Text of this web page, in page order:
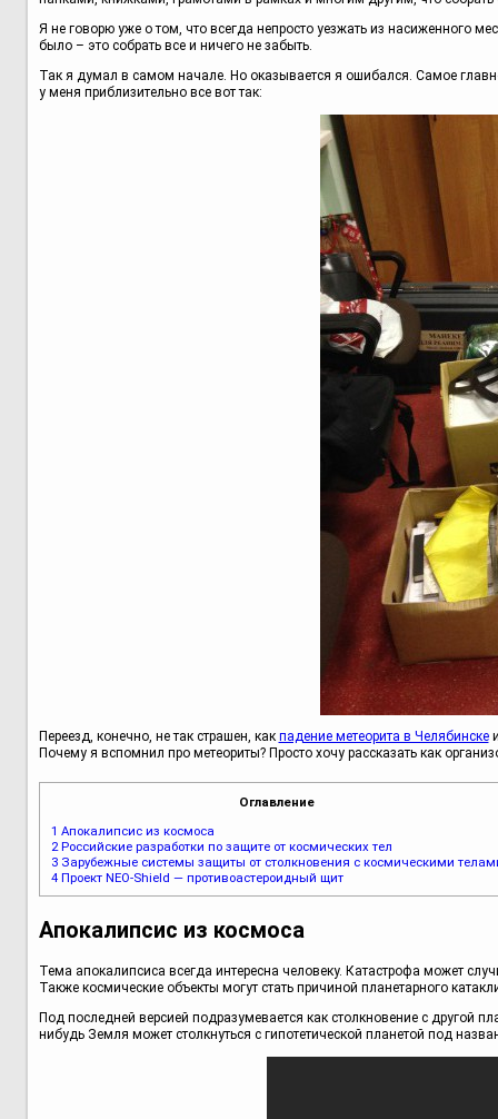
Я не говорю уже о том, что всегда непросто уезжать из насиженного
было – это собрать все и ничего не забыть.
Так я думал в самом начале. Но оказывается я ошибался. Самое
у меня приблизительно все вот так:
Переезд, конечно, не так страшен, как падение метеорита в Челябинске
Почему я вспомнил про метеориты? Просто хочу рассказать как
Оглавление
1 Апокалипсис из космоса
2Российские разработки по защите от космических тел
3Зарубежные системы защиты от столкновения с космическими
4Проект NEO-Shield — противоастероидный щит
Апокалипсис из космоса
Тема апокалипсиса всегда интересна человеку. Катастрофа может
Также космические объекты могут стать причиной планетарного
Под последней версией подразумевается как столкновение с другой
нибудь Земля может столкнуться с гипотетической планетой под